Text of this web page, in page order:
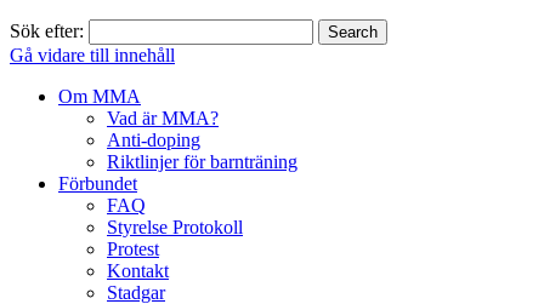
Sök efter:
Gå vidare till innehåll
Om MMA
Vad är MMA?
Anti-doping
Riktlinjer för barnträning
Förbundet
FAQ
Styrelse Protokoll
Protest
Kontakt
Stadgar